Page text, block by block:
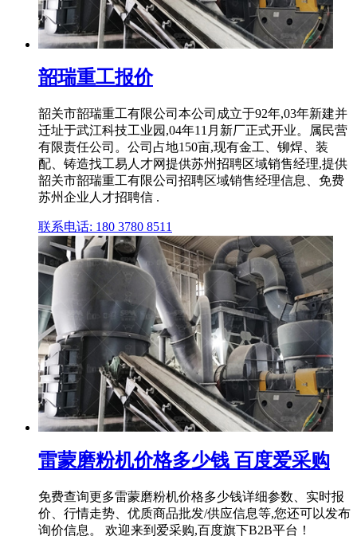
韶瑞重工报价
韶关市韶瑞重工有限公司本公司成立于92年,03年新建并
迁址于武江科技工业园,04年11月新厂正式开业。属民营
有限责任公司。公司占地150亩,现有金工、铆焊、装
配、铸造找工易人才网提供苏州招聘区域销售经理,提供
韶关市韶瑞重工有限公司招聘区域销售经理信息、免费
苏州企业人才招聘信 .
联系电话: 180 3780 8511
雷蒙磨粉机价格多少钱 百度爱采购
免费查询更多雷蒙磨粉机价格多少钱详细参数、实时报
价、行情走势、优质商品批发/供应信息等,您还可以发布
询价信息。 欢迎来到爱采购,百度旗下B2B平台！